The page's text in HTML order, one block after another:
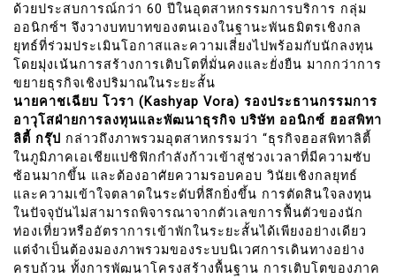
ด้วยประสบการณ์กว่า 60 ปีในอุตสาหกรรมการบริการ กลุ่ม
ออนิกซ์ฯ จึงวางบทบาทของตนเองในฐานะพันธมิตรเชิงกล
ยุทธ์ที่ร่วมประเมินโอกาสและความเสี่ยงไปพร้อมกับนักลงทุน
โดยมุ่งเน้นการสร้างการเติบโตที่มั่นคงและยั่งยืน มากกว่าการ
ขยายธุรกิจเชิงปริมาณในระยะสั้น
นายคาชเฉียบ โวรา (Kashyap Vora) รองประธานกรรมการ
อาวุโสฝ่ายการลงทุนและพัฒนาธุรกิจ บริษัท ออนิกซ์ ฮอสพิทา
ลิตี้ กรุ๊ป กล่าวถึงภาพรวมอุตสาหกรรมว่า “ธุรกิจฮอสพิทาลิตี้
ในภูมิภาคเอเชียแปซิฟิกกำลังก้าวเข้าสู่ช่วงเวลาที่มีความซับ
ซ้อนมากขึ้น และต้องอาศัยความรอบคอบ วินัยเชิงกลยุทธ์
และความเข้าใจตลาดในระดับที่ลึกยิ่งขึ้น การตัดสินใจลงทุน
ในปัจจุบันไม่สามารถพิจารณาจากตัวเลขการฟื้นตัวของนัก
ท่องเที่ยวหรืออัตราการเข้าพักในระยะสั้นได้เพียงอย่างเดียว
แต่จำเป็นต้องมองภาพรวมของระบบนิเวศการเดินทางอย่าง
ครบถ้วน ทั้งการพัฒนาโครงสร้างพื้นฐาน การเติบโตของภาค